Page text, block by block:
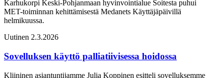
Karhukorpi Keski-Pohjanmaan hyvinvointialue Soitesta puhui
MET-toiminnan kehittämisestä Medanets Käyttäjäpäivillä
helmikuussa.
Uutinen 2.3.2026
Sovelluksen käyttö palliatiivisessa hoidossa
Kliininen asiantuntijamme Julia Koppinen esitteli sovelluksemme